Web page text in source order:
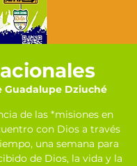
Guadalupe Dziuché
de las *misiones en
con Dios a través
una semana para
de Dios, la vida y la